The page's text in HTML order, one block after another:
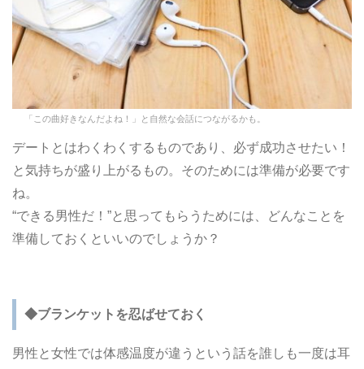
「この曲好きなんだよね！」と自然な会話につながるかも。
デートとはわくわくするものであり、必ず成功させたい！
と気持ちが盛り上がるもの。そのためには準備が必要です
ね。
“できる男性だ！”と思ってもらうためには、どんなことを
準備しておくといいのでしょうか？
◆ブランケットを忍ばせておく
男性と女性では体感温度が違うという話を誰しも一度は耳